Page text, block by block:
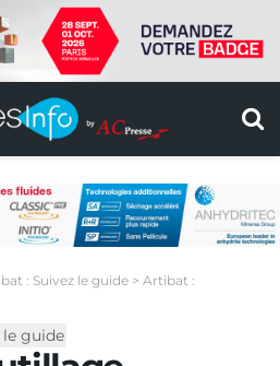
: Suivez le guide > Artibat :
le guide